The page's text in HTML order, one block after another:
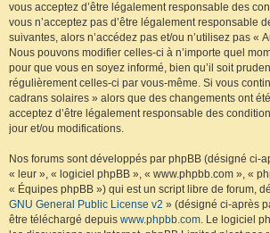
vous acceptez d’être légalement responsable des
vous n’acceptez pas d’être légalement responsable
suivantes, alors n’accédez pas et/ou n’utilisez pas «
Nous pouvons modifier celles-ci à n’importe quel
pour que vous en soyez informé, bien qu’il soit
régulièrement celles-ci par vous-même. Si vous
cadrans solaires » alors que des changements ont
acceptez d’être légalement responsable des
jour et/ou modifications.
Nos forums sont développés par phpBB (désigné ci-
« leur », « logiciel phpBB », « www.phpbb.com », «
« Équipes phpBB ») qui est un script libre de forum,
GNU General Public License v2 » (désigné ci-après
être téléchargé depuis www.phpbb.com. Le logiciel